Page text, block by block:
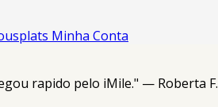
Minha Conta
rapido pelo iMile." — Roberta F.